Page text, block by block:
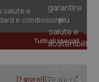
salute e
e condivisione
Tutti gli speciali
[7 giorni] [30 giorni]
www.quotidianosanita.it